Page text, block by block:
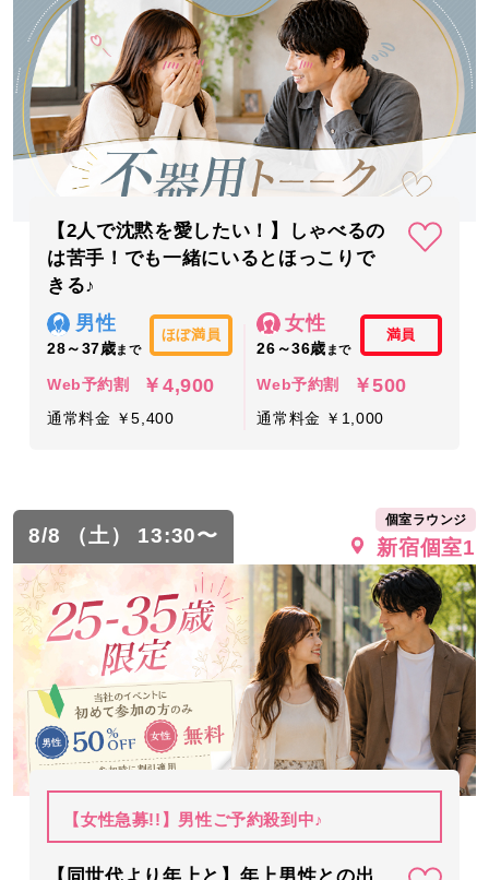
【2人で沈黙を愛したい！】しゃべるの
は苦手！でも一緒にいるとほっこりで
きる♪
男性
28～37歳まで
ほぼ満員
Web予約割 ￥4,900
通常料金 ￥5,400
女性
26～36歳 まで
満員
Web予約割 ￥500
通常料金 ￥1,000
8/8 （土） 13:30〜
個室ラウンジ
新宿個室1
【女性急募!!】男性ご予約殺到中♪